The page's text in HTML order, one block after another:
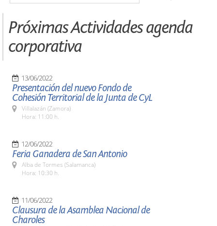
Próximas Actividades agenda
corporativa
13/06/2022
Presentación del nuevo Fondo de
Cohesión Territorial de la Junta de CyL
Villalazán (Zamora)
Hora: 11:00 h.
12/06/2022
Feria Ganadera de San Antonio
Alba de Tormes (Salamanca)
Hora: 10:30 h.
11/06/2022
Clausura de la Asamblea Nacional de
Charoles